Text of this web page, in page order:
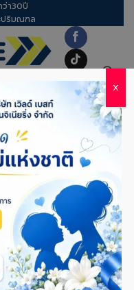
า30ปี
ปริมณฑล
ะหยัดงบ
พู่เชียร์และสาย
ทำง่าย สวยเด่น
BYDOW
X